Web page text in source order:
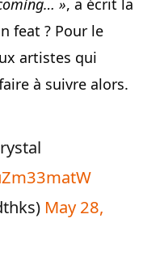
feat ? Pour le
artistes qui
à suivre alors.
May 28,